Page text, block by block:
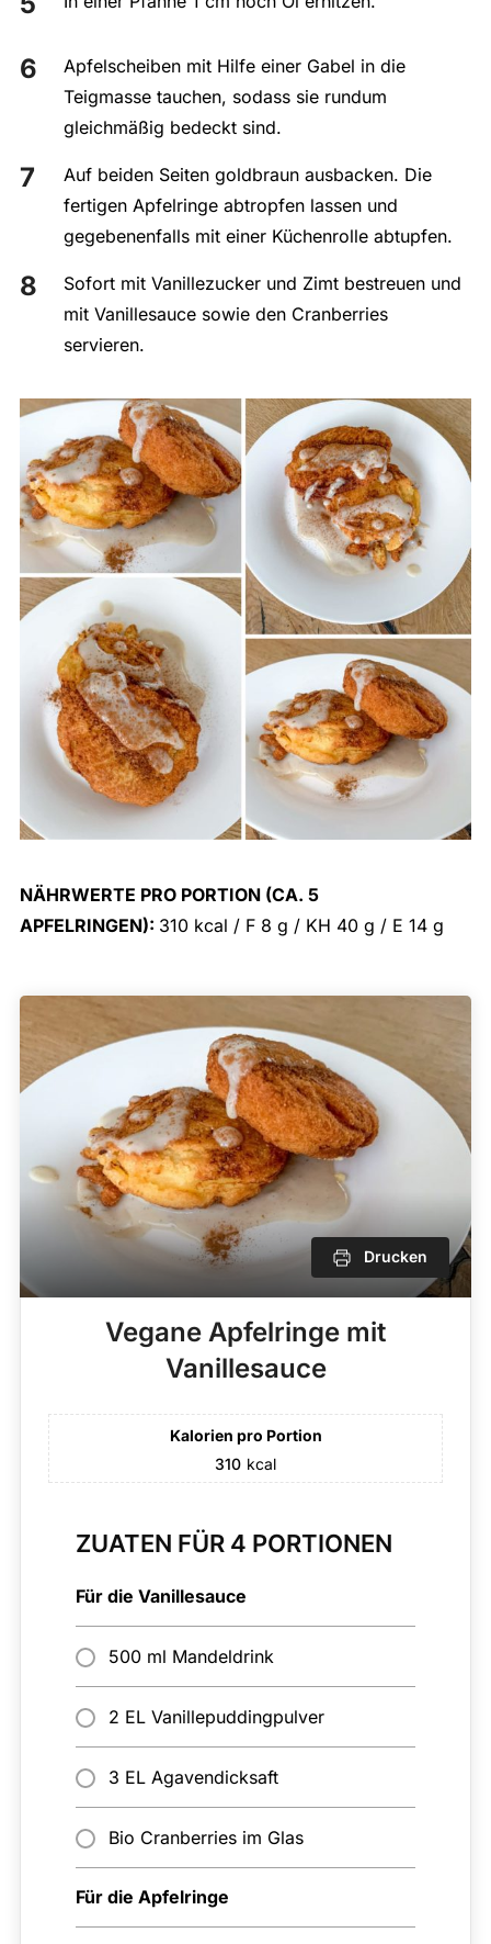
Apfelscheiben mit Hilfe einer Gabel in die
Teigmasse tauchen, sodass sie rundum
gleichmäßig bedeckt sind.
Auf beiden Seiten goldbraun ausbacken. Die
fertigen Apfelringe abtropfen lassen und
gegebenenfalls mit einer Küchenrolle abtupfen.
Sofort mit Vanillezucker und Zimt bestreuen und
mit Vanillesauce sowie den Cranberries
servieren.
NÄHRWERTE PRO PORTION (CA. 5
APFELRINGEN): 310 kcal / F 8 g / KH 40 g / E 14 g
Drucken
Vegane Apfelringe mit
Vanillesauce
Kalorien pro Portion
310 kcal
ZUATEN FÜR 4 PORTIONEN
Für die Vanillesauce
500 ml Mandeldrink
2 EL Vanillepuddingpulver
3 EL Agavendicksaft
Bio Cranberries im Glas
Für die Apfelringe